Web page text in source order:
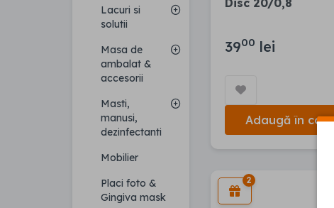
Lacuri si
solutii
Masa de
ambalat &
accesorii
Masti,
manusi,
dezinfectanti
Mobilier
Placi foto &
Gingiva mask
3900 lei
Adaugă în coș
2